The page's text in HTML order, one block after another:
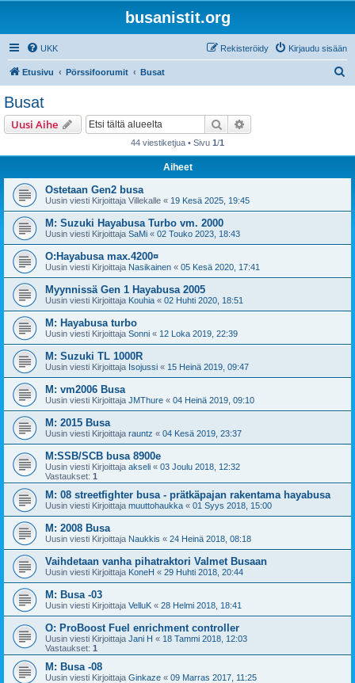
busanistit.org
UKK Kirjaudu sisään
Rekisteröidy
Etusivu Pörssifoorumit Busat
Busat
Uusi Aihe Etsi
44 viestiketjua • Sivu 1/1
Aiheet
Ostetaan Gen2 busa
Uusin viesti Kirjoittaja Villekalle « 19 Kesä 2025, 19:45
M: Suzuki Hayabusa Turbo vm. 2000
Uusin viesti Kirjoittaja SaMi « 02 Touko 2023, 18:43
O:Hayabusa max.4200¤
Uusin viesti Kirjoittaja Nasikainen « 05 Kesä 2020, 17:41
Myynnissä Gen 1 Hayabusa 2005
Uusin viesti Kirjoittaja Kouhia « 02 Huhti 2020, 18:51
M: Hayabusa turbo
Uusin viesti Kirjoittaja Sonni « 12 Loka 2019, 22:39
M: Suzuki TL 1000R
Uusin viesti Kirjoittaja Isojussi « 15 Heinä 2019, 09:47
M: vm2006 Busa
Uusin viesti Kirjoittaja JMThure « 04 Heinä 2019, 09:10
M: 2015 Busa
Uusin viesti Kirjoittaja rauntz « 04 Kesä 2019, 23:37
M:SSB/SCB busa 8900e
Uusin viesti Kirjoittaja akseli « 03 Joulu 2018, 12:32
Vastaukset: 1
M: 08 streetfighter busa - prätkäpajan rakentama hayabusa
Uusin viesti Kirjoittaja muuttohaukka « 01 Syys 2018, 15:00
M: 2008 Busa
Uusin viesti Kirjoittaja Naukkis « 24 Heinä 2018, 08:18
Vaihdetaan vanha pihatraktori Valmet Busaan
Uusin viesti Kirjoittaja KoneH « 29 Huhti 2018, 20:44
M: Busa -03
Uusin viesti Kirjoittaja VelluK « 28 Helmi 2018, 18:41
O: ProBoost Fuel enrichment controller
Uusin viesti Kirjoittaja Jani H « 18 Tammi 2018, 12:03
Vastaukset: 1
M: Busa -08
Uusin viesti Kirjoittaja Ginkaze « 09 Marras 2017, 11:25